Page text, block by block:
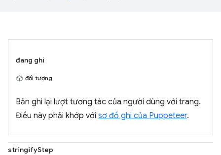
đang ghi
đối tượng
Bản ghi lại lượt tương tác của người dùng với trang.
Điều này phải khớp với sơ đồ ghi của Puppeteer.
stringifyStep